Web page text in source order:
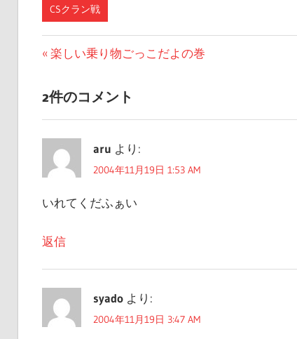
CSクラン戦
投
ナ
ビ
ゲ
ー
ョ
ン
前
記
楽しい乗り物ごっこだよの巻
2件のコメント
aru より:
2004年11月19日 1:53 AM
いれてくだふぁい
返信
syado より:
2004年11月19日 3:47 AM